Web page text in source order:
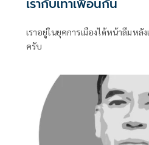
เราอยู่ในยุคการเมืองได้หน้าลืมหลั
ครับ